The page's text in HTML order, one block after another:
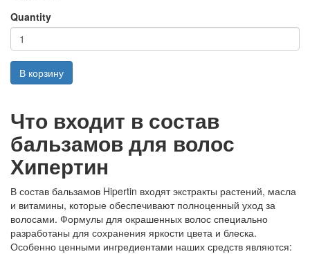
Quantity
В корзину
Что входит в состав
бальзамов для волос
Хипертин
В состав бальзамов Hipertin входят экстракты растений, масла
и витамины, которые обеспечивают полноценный уход за
волосами. Формулы для окрашенных волос специально
разработаны для сохранения яркости цвета и блеска.
Особенно ценными ингредиентами наших средств являются: